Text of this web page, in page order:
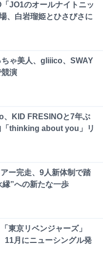
JO1のオールナイトニッ
、白岩瑠姫とひさびさに
ゃ美人、gliiico、SWAY
競演
、KID FRESINOと7年ぶ
「thinking about you」リ
ー完走、9人新体制で踏
”への新たな一歩
東京リベンジャーズ」
11月にニューシングル発